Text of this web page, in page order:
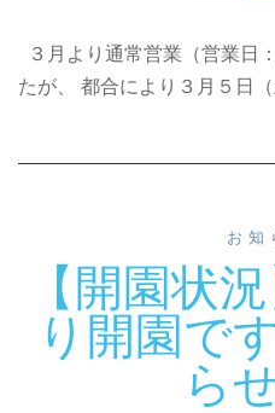
３月より通常営業（営業日
たが、 都合により３月５日
お知
【開園状
り開園
ら